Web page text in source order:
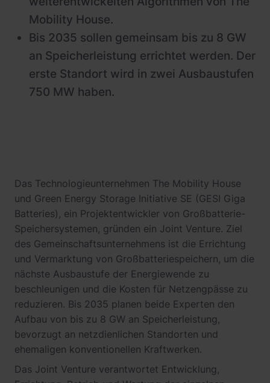
Mobility House.
Bis 2035 sollen gemeinsam bis zu 8 GW
an Speicherleistung errichtet werden. Der
erste Standort wird in zwei Ausbaustufen
750 MW haben.
Das Technologieunternehmen The Mobility House
und Green Energy Storage Initiative SE (GESI Giga
Batteries), ein Projektentwickler von Großbatterie-
Speichersystemen, gründen ein Joint Venture. Ziel
des Gemeinschaftsunternehmens ist die Errichtung
und Vermarktung von Großbatteriespeichern, um die
nächste Ausbaustufe der Energiewende zu
beschleunigen und die Kosten für Netzengpässe zu
reduzieren. Bis 2035 planen beide Experten den
Aufbau von bis zu 8 GW an Speicherleistung,
bevorzugt an netzdienlichen Standorten und
ehemaligen konventionellen Kraftwerken.
Das Joint Venture verantwortet Entwicklung,